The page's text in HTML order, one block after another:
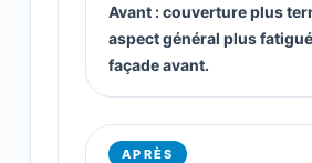
Avant : couverture plus
aspect général plus
façade avant.
APRÈS